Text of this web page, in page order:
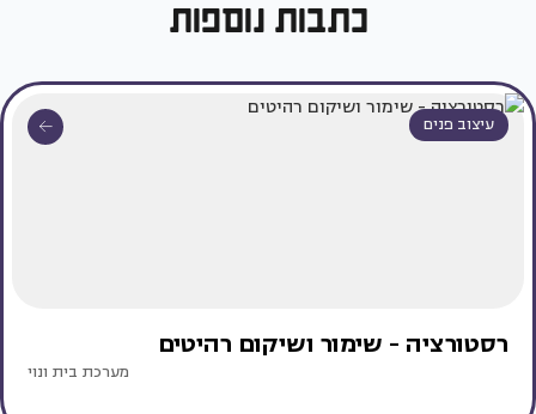
כתבות נוספות
עיצוב פנים
רסטורציה - שימור ושיקום רהיטים
מערכת בית ונוי